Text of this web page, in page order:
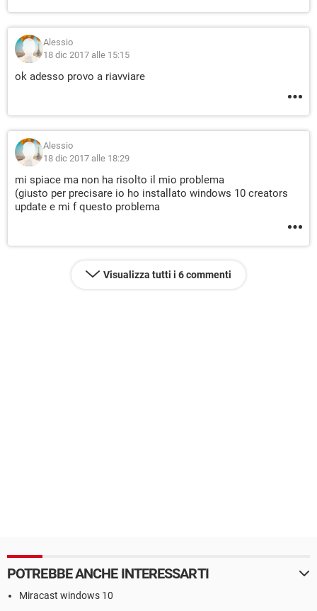
Alessio
18 dic 2017 alle 15:15
ok adesso provo a riavviare
Alessio
18 dic 2017 alle 18:29
mi spiace ma non ha risolto il mio problema
(giusto per precisare io ho installato windows 10 creators
update e mi f questo problema
Visualizza tutti i 6 commenti
POTREBBE ANCHE INTERESSARTI
Miracast windows 10